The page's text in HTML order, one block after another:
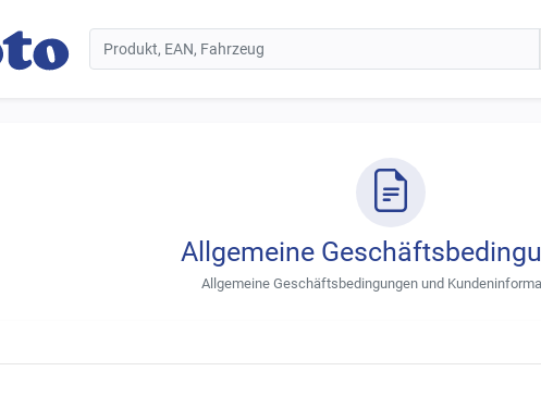
Allgemeine
Allgemeine Geschäftsbedingungen und